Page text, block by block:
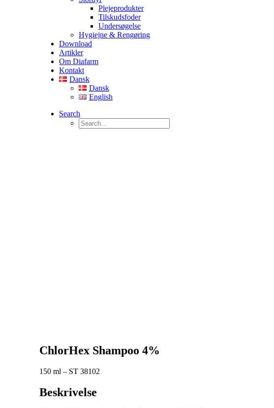
Plejeprodukter
Tilskudsfoder
Undersøgelse
Hygiejne & Rengøring
Download
Artikler
Om Diafarm
Kontakt
Dansk
Dansk
English
Search
ChlorHex Shampoo 4%
150 ml – ST 38102
Beskrivelse